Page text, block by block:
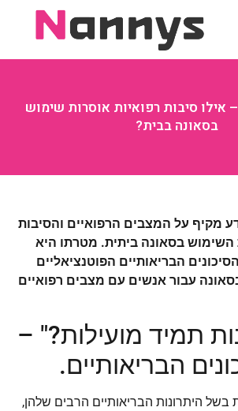
אילו סיבות רפואיות אוסרות שימוש
בסאונה בבית?
מקיף על המצבים הרפואיים והסיבות
בסאונה ביתית. מטרתו היא
הבריאותיים הפוטנציאליים
עבור אנשים עם מצבים רפואיים
תמיד מועילות?" –
הבריאותיים.
בשל היתרונות הבריאותיים הרבים שלהן,